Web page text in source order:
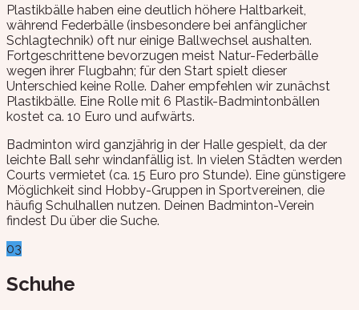
Plastikbälle haben eine deutlich höhere Haltbarkeit,
während Federbälle (insbesondere bei anfänglicher
Schlagtechnik) oft nur einige Ballwechsel aushalten.
Fortgeschrittene bevorzugen meist Natur-Federbälle
wegen ihrer Flugbahn; für den Start spielt dieser
Unterschied keine Rolle. Daher empfehlen wir zunächst
Plastikbälle. Eine Rolle mit 6 Plastik-Badmintonbällen
kostet ca. 10 Euro und aufwärts.
Badminton wird ganzjährig in der Halle gespielt, da der
leichte Ball sehr windanfällig ist. In vielen Städten werden
Courts vermietet (ca. 15 Euro pro Stunde). Eine günstigere
Möglichkeit sind Hobby-Gruppen in Sportvereinen, die
häufig Schulhallen nutzen. Deinen Badminton-Verein
findest Du über die Suche.
03
Schuhe